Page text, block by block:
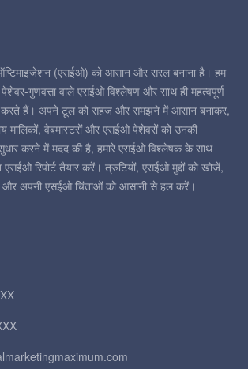
ऑप्टिमाइजेशन (एसईओ) को आसान और सरल बनाना है। हम
गुणवत्ता वाले एसईओ विश्लेषण और साथ ही महत्वपूर्ण
करते हैं। अपने टूल को सहज और समझने में आसान बनाकर,
मालिकों, वेबमास्टरों और एसईओ पेशेवरों को उनकी
करने में मदद की है, हमारे एसईओ विश्लेषक के साथ
रिपोर्ट तैयार करें। त्रुटियों, एसईओ मुद्दों को खोजें,
और अपनी एसईओ चिंताओं को आसानी से हल करें।